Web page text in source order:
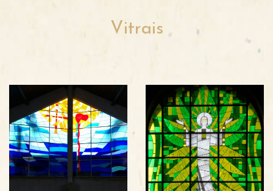
Vitrais